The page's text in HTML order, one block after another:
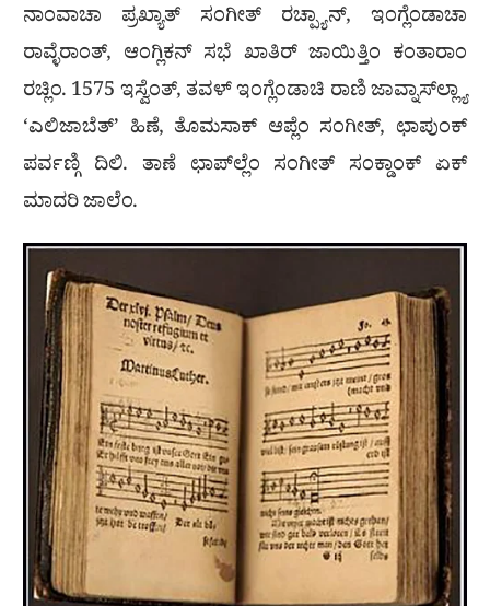
ನಾಂವಾಚಾ ಪ್ರಖ್ಯಾತ್ ಸಂಗೀತ್ ರಚ್ಪ್ಯಾನ್, ಇಂಗ್ಲೆಂಡಾಚಾ
ರಾವ್ಳೆರಾಂತ್, ಆಂಗ್ಲಿಕನ್ ಸಭೆ ಖಾತಿರ್ ಜಾಯಿತ್ತಿಂ ಕಂತಾರಾಂ
ರಚ್ಲಿಂ. 1575 ಇಸ್ವೆಂತ್, ತವಳ್ ಇಂಗ್ಲೆಂಡಾಚಿ ರಾಣಿ ಜಾವ್ನಾಸ್‌ಲ್ಲ್ಯಾ
‘ಎಲಿಜಾಬೆತ್’ ಹಿಣೆ, ತೊಮಸಾಕ್ ಆಪ್ಲೆಂ ಸಂಗೀತ್, ಛಾಪುಂಕ್
ಪರ್ವಣ್ಗಿ ದಿಲಿ. ತಾಣೆ ಛಾಪ್‌ಲ್ಲೆಂ ಸಂಗೀತ್ ಸಂಕ್ಡಾಂಕ್ ಏಕ್
ಮಾದರಿ ಜಾಲೆಂ.